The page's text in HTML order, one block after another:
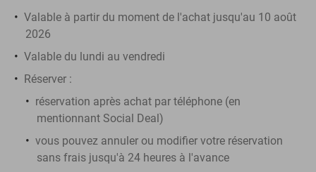
Valable à partir du moment de l'achat jusqu'au 10 août
2026
Valable du lundi au vendredi
Réserver :
réservation après achat par téléphone (en
mentionnant Social Deal)
vous pouvez annuler ou modifier votre réservation
sans frais jusqu'à 24 heures à l'avance